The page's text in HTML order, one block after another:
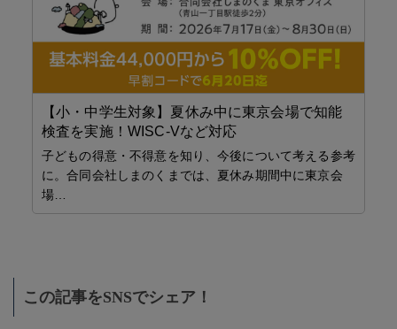
【小・中学生対象】夏休み中に東京会場で知能
検査を実施！WISC-Vなど対応
子どもの得意・不得意を知り、今後について考える参考
に。合同会社しまのくまでは、夏休み期間中に東京会
場…
この記事をSNSでシェア！